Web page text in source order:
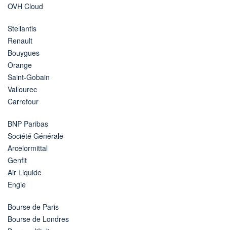
OVH Cloud
Stellantis
Renault
Bouygues
Orange
Saint-Gobain
Vallourec
Carrefour
BNP Paribas
Société Générale
Arcelormittal
Genfit
Air Liquide
Engie
Bourse de Paris
Bourse de Londres